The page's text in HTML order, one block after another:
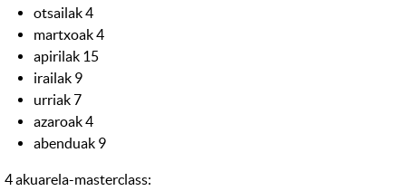
otsailak 4
martxoak 4
apirilak 15
irailak 9
urriak 7
azaroak 4
abenduak 9
4 akuarela-masterclass: